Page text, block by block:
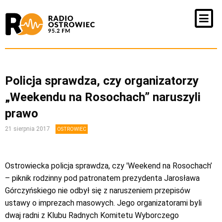
Policja sprawdza, czy organizatorzy
„Weekendu na Rosochach” naruszyli
prawo
21 sierpnia 2017 OSTROWIEC
Ostrowiecka policja sprawdza, czy 'Weekend na Rosochach’
– piknik rodzinny pod patronatem prezydenta Jarosława
Górczyńskiego nie odbył się z naruszeniem przepisów
ustawy o imprezach masowych. Jego organizatorami byli
dwaj radni z Klubu Radnych Komitetu Wyborczego